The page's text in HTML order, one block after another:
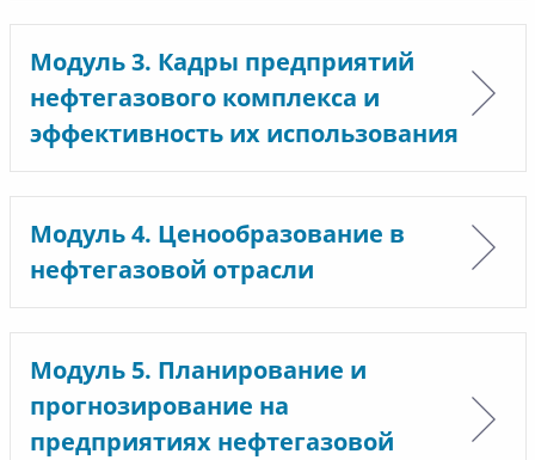
Модуль 3. Кадры предприятий
нефтегазового комплекса и
эффективность их использования
Модуль 4. Ценообразование в
нефтегазовой отрасли
Модуль 5. Планирование и
прогнозирование на
предприятиях нефтегазовой